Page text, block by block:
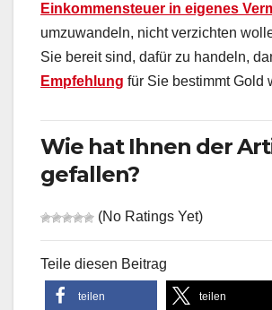
Einkommensteuer in eigenes
umzuwandeln, nicht verzichten
Sie bereit sind, dafür zu handeln,
Empfehlung für Sie bestimmt Gold
Wie hat Ihnen der
gefallen?
(No Ratings Yet)
Teile diesen Beitrag
teilen teilen